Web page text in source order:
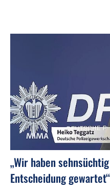
„Wir haben
Entscheidung gewartet“